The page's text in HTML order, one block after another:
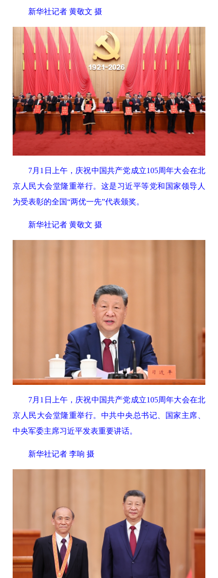
新华社记者 黄敬文 摄
7月1日上午，庆祝中国共产党成立105周年大会在北
京人民大会堂隆重举行。这是习近平等党和国家领导人
为受表彰的全国“两优一先”代表颁奖。
新华社记者 黄敬文 摄
7月1日上午，庆祝中国共产党成立105周年大会在北
京人民大会堂隆重举行。中共中央总书记、国家主席、
中央军委主席习近平发表重要讲话。
新华社记者 李响 摄